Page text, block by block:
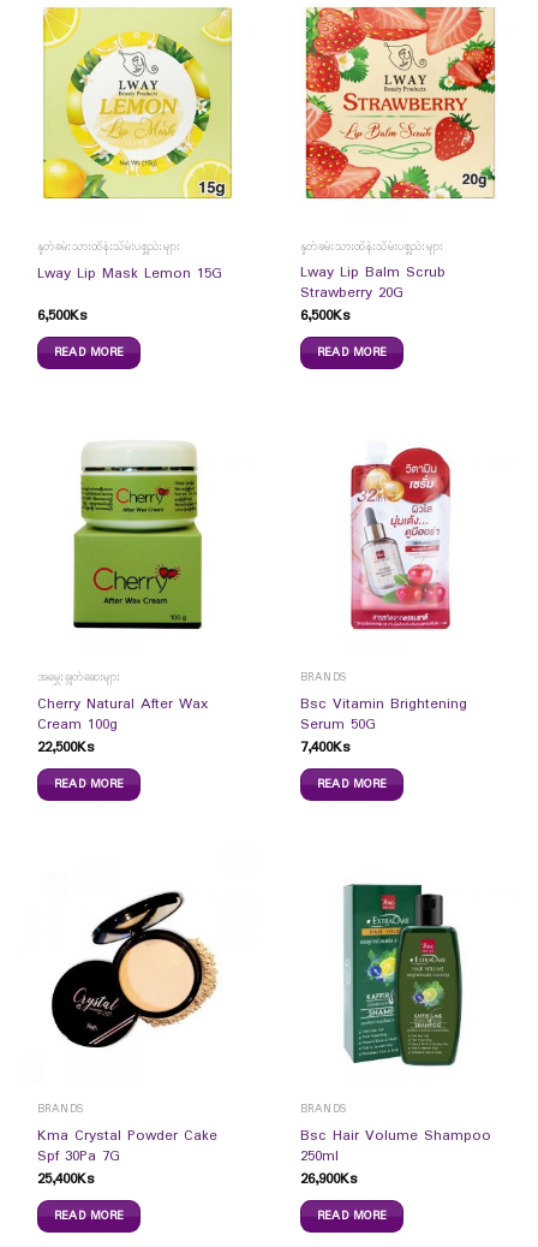
နှုတ်ခမ်းသားထိန်းသိမ်းပစ္စည်းများ
Lway Lip Mask Lemon 15G
6,500Ks
READ MORE
နှုတ်ခမ်းသားထိန်းသိမ်းပစ္စည်းများ
Lway Lip Balm Scrub
Strawberry 20G
6,500Ks
READ MORE
အမွှေးချွတ်ဆေးများ
Cherry Natural After Wax
Cream 100g
22,500Ks
READ MORE
BRANDS
Bsc Vitamin Brightening
Serum 50G
7,400Ks
READ MORE
BRANDS
Kma Crystal Powder Cake
Spf 30Pa 7G
25,400Ks
READ MORE
BRANDS
Bsc Hair Volume Shampoo
250ml
26,900Ks
READ MORE